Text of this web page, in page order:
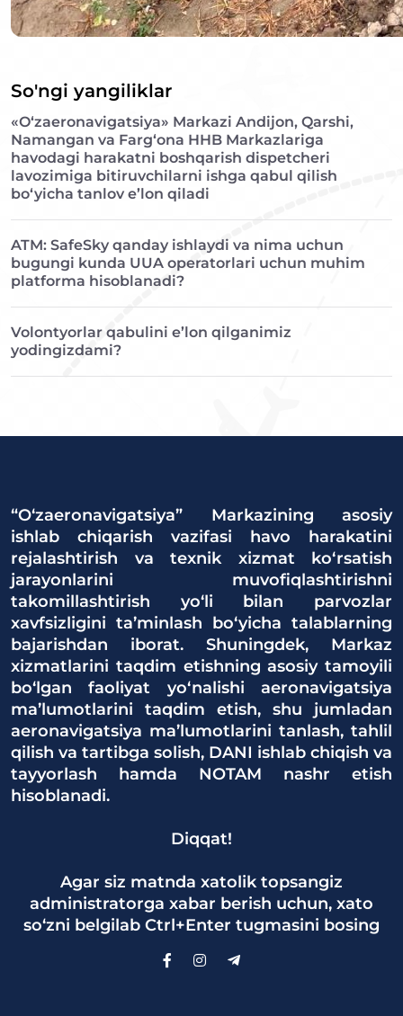
So'ngi yangiliklar
«O‘zaeronavigatsiya» Markazi Andijon, Qarshi,
Namangan va Farg‘ona HHB Markazlariga
havodagi harakatni boshqarish dispetcheri
lavozimiga bitiruvchilarni ishga qabul qilish
bo‘yicha tanlov e’lon qiladi
ATM: SafeSky qanday ishlaydi va nima uchun
bugungi kunda UUA operatorlari uchun muhim
platforma hisoblanadi?
Volontyorlar qabulini e’lon qilganimiz
yodingizdami?
“O‘zaeronavigatsiya” Markazining asosiy
ishlab chiqarish vazifasi havo harakatini
rejalashtirish va texnik xizmat ko‘rsatish
jarayonlarini muvofiqlashtirishni
takomillashtirish yo‘li bilan parvozlar
xavfsizligini ta’minlash bo‘yicha talablarning
bajarishdan iborat. Shuningdek, Markaz
xizmatlarini taqdim etishning asosiy tamoyili
bo‘lgan faoliyat yo‘nalishi aeronavigatsiya
ma’lumotlarini taqdim etish, shu jumladan
aeronavigatsiya ma’lumotlarini tanlash, tahlil
qilish va tartibga solish, DANI ishlab chiqish va
tayyorlash hamda NOTAM nashr etish
hisoblanadi.
Diqqat!
Agar siz matnda xatolik topsangiz
administratorga xabar berish uchun, xato
so‘zni belgilab Ctrl+Enter tugmasini bosing